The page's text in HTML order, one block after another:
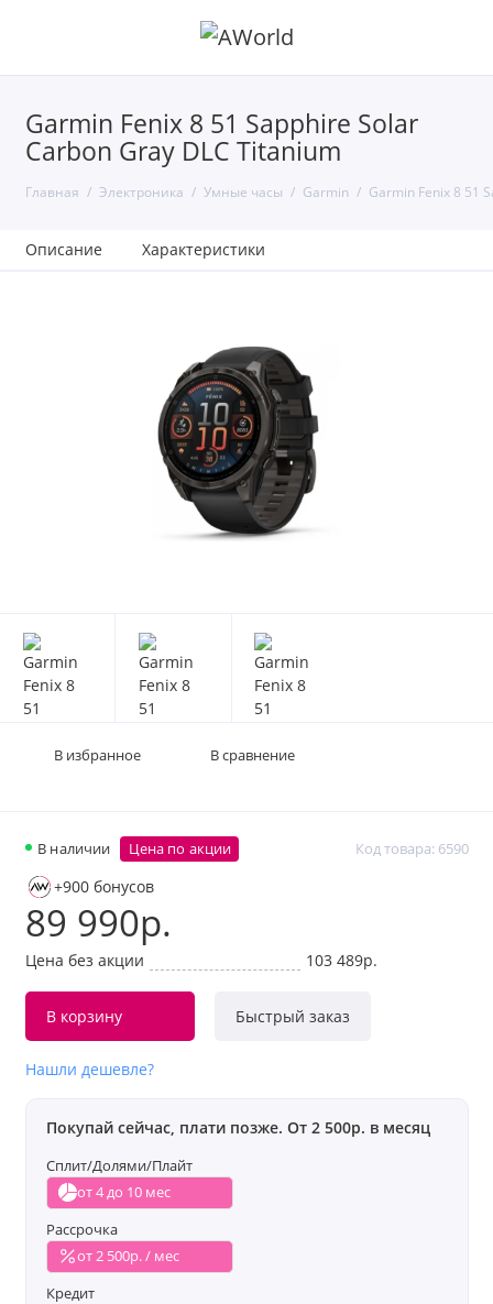
Garmin Fenix 8 51 Sapphire Solar
Carbon Gray DLC Titanium
Главная Электроника Умные часы Garmin Garmin Fenix 8 51
Описание Характеристики
В наличии Код товара: 6590
Цена по акции
+900 бонусов
89 990р.
Цена без акции 103 489р.
В корзину Быстрый заказ
Нашли дешевле?
Покупай сейчас, плати позже. От 2 500р. в месяц
Сплит/Долями/Плайт
от 4 до 10 мес
Рассрочка
от 2 500р. / мес
Кредит
В избранное В сравнение